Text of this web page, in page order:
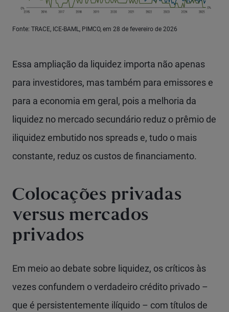
Fonte: TRACE, ICE-BAML, PIMCO, em 28 de fevereiro de 2026
Essa ampliação da liquidez importa não apenas
para investidores, mas também para emissores e
para a economia em geral, pois a melhoria da
liquidez no mercado secundário reduz o prêmio de
iliquidez embutido nos spreads e, tudo o mais
constante, reduz os custos de financiamento.
Colocações privadas
versus mercados
privados
Em meio ao debate sobre liquidez, os críticos às
vezes confundem o verdadeiro crédito privado –
que é persistentemente ilíquido – com títulos de